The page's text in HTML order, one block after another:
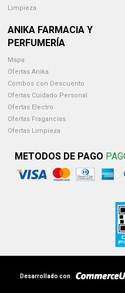
Limpieza
ANIKA FARMACIA Y
PERFUMERÍA
Mapa
Ofertas Anika
Combos con Descuento
Ofertas Cuidado Personal
Ofertas Electro
Ofertas Fragancias
Ofertas Limpieza
METODOS DE PAGO
Desarrollado con